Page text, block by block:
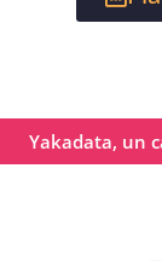
Yakadata, un